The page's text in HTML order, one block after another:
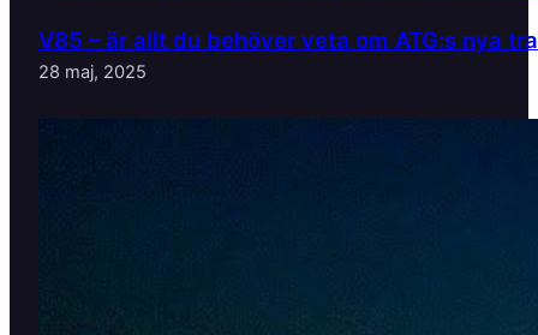
V85 – är allt du behöver veta om ATG:s nya
28 maj, 2025